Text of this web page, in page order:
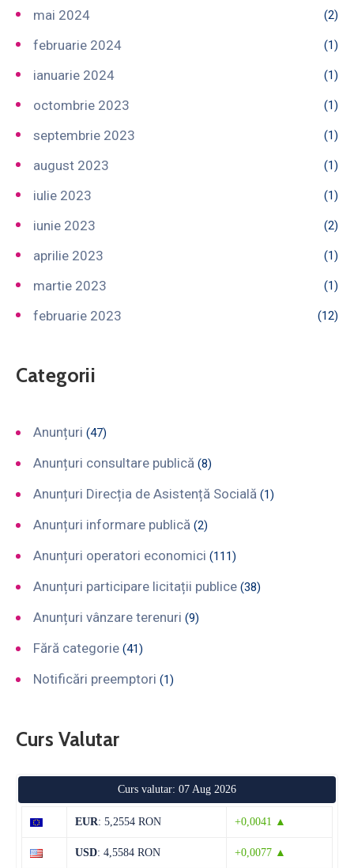
mai 2024 (2)
februarie 2024 (1)
ianuarie 2024 (1)
octombrie 2023 (1)
septembrie 2023 (1)
august 2023 (1)
iulie 2023 (1)
iunie 2023 (2)
aprilie 2023 (1)
martie 2023 (1)
februarie 2023 (12)
Categorii
Anunțuri (47)
Anunțuri consultare publică (8)
Anunțuri Direcția de Asistență Socială (1)
Anunțuri informare publică (2)
Anunțuri operatori economici (111)
Anunțuri participare licitații publice (38)
Anunțuri vânzare terenuri (9)
Fără categorie (41)
Notificări preemptori (1)
Curs Valutar
Curs valutar: 07 Aug 2026
EUR: 5,2554 RON +0,0041 ▲
USD: 4,5584 RON +0,0077 ▲